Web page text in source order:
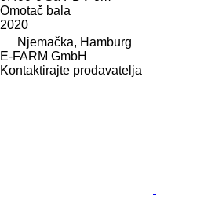
Omotač bala
2020
Njemačka, Hamburg
E-FARM GmbH
Kontaktirajte prodavatelja